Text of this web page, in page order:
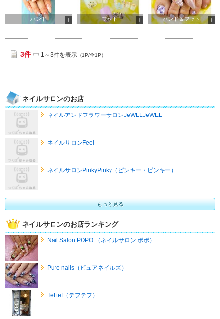
ハンド フット ハンド＆フット
3件 中 1～3件を表示 （1P/全1P）
ネイルサロンのお店
ネイルアンドフラワーサロンJeWELJeWEL
ネイルサロンFeel
ネイルサロンPinkyPinky（ピンキー・ピンキー）
もっと見る
ネイルサロンのお店ランキング
Nail Salon POPO （ネイルサロン ポポ）
Pure nails（ピュアネイルズ）
Tef tef（テフテフ）